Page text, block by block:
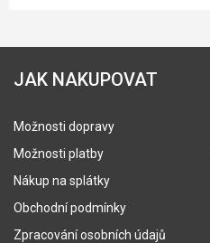
JAK NAKUPOVAT
Možnosti dopravy
Možnosti platby
Nákup na splátky
Obchodní podmínky
Zpracování osobních údajů